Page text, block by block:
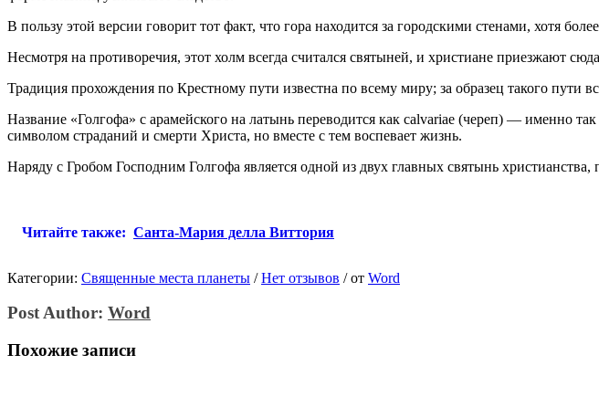
В пользу этой версии говорит тот факт, что гора находится за городскими стенами, хотя
Несмотря на противоречия, этот холм всегда считался святыней, и христиане приезжают
Традиция прохождения по Крестному пути известна по всему миру; за образец такого пути
Название «Голгофа» с арамейского на латынь переводится как calvariae (череп) — именно
символом страданий и смерти Христа, но вместе с тем воспевает жизнь.
Наряду с Гробом Господним Голгофа является одной из двух главных святынь
Читайте также: Санта-Мария делла Виттория
Категории: Священные места планеты / Нет отзывов /от Word
Post Author: Word
Похожие записи